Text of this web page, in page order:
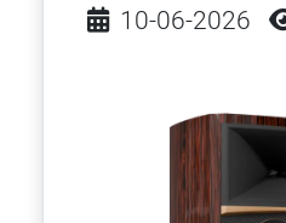
Detalles
10-06-2026